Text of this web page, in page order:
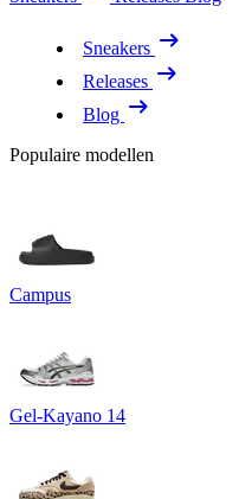
Sneakers
Releases
Blog
Populaire modellen
Campus
Gel-Kayano 14